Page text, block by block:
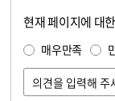
현재 페이지에 대
매우만족